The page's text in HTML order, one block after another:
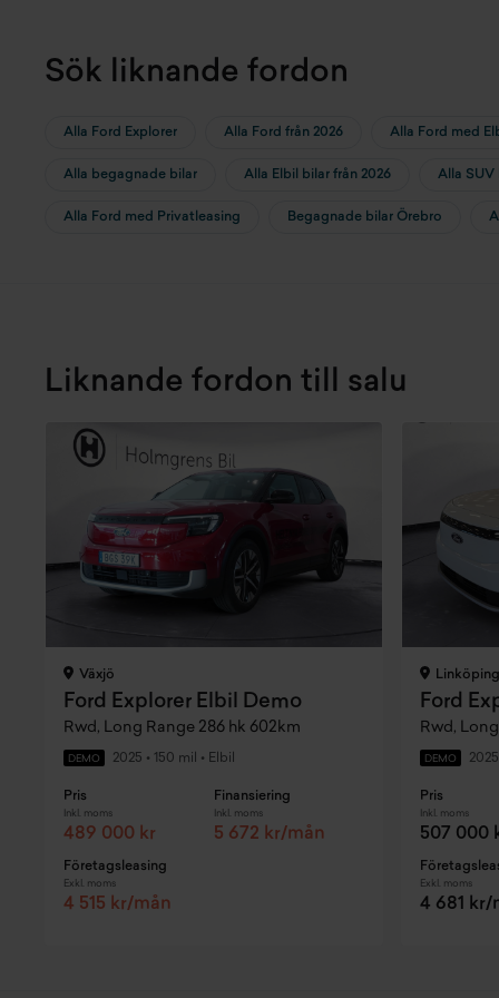
Sök liknande fordon
Alla Ford Explorer Alla Ford från 2026 Alla Ford med
Alla begagnade bilar Alla Elbil bilar från 2026 Alla SUV
Alla Ford med Privatleasing Begagnade bilar Örebro
Liknande fordon till salu
Växjö
Ford Explorer Elbil Demo
Rwd, Long Range 286 hk 602km
DEMO 2025 • 150 mil • Elbil
Pris
Inkl. moms
489 000 kr
Finansiering
Inkl. moms
5 672 kr/mån
Företagsleasing
Exkl. moms
4 515 kr/mån
Linköping
Ford
DEMO 2025
Pris
Inkl. moms
507 000
Exkl. moms
4 681 kr/